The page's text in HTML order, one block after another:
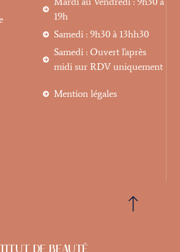
19h
Samedi : 9h30 à 13hh30
Samedi : Ouvert l'après
midi sur RDV uniquement
Mention légales